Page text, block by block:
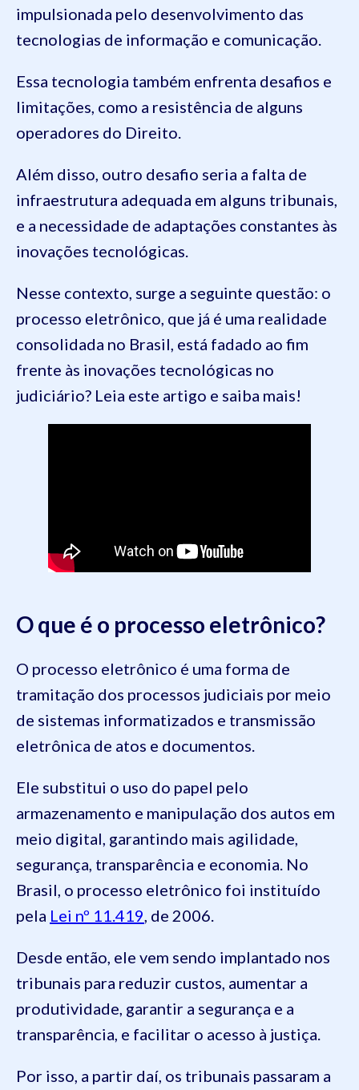
impulsionada pelo desenvolvimento das
tecnologias de informação e comunicação.
Essa tecnologia também enfrenta desafios e
limitações, como a resistência de alguns
operadores do Direito.
Além disso, outro desafio seria a falta de
infraestrutura adequada em alguns tribunais,
e a necessidade de adaptações constantes às
inovações tecnológicas.
Nesse contexto, surge a seguinte questão: o
processo eletrônico, que já é uma realidade
consolidada no Brasil, está fadado ao fim
frente às inovações tecnológicas no
judiciário? Leia este artigo e saiba mais!
O que é o processo eletrônico?
O processo eletrônico é uma forma de
tramitação dos processos judiciais por meio
de sistemas informatizados e transmissão
eletrônica de atos e documentos.
Ele substitui o uso do papel pelo
armazenamento e manipulação dos autos em
meio digital, garantindo mais agilidade,
segurança, transparência e economia. No
Brasil, o processo eletrônico foi instituído
pela Lei nº 11.419 , de 2006.
Desde então, ele vem sendo implantado nos
tribunais para reduzir custos, aumentar a
produtividade, garantir a segurança e a
transparência, e facilitar o acesso à justiça.
Por isso, a partir daí, os tribunais passaram a